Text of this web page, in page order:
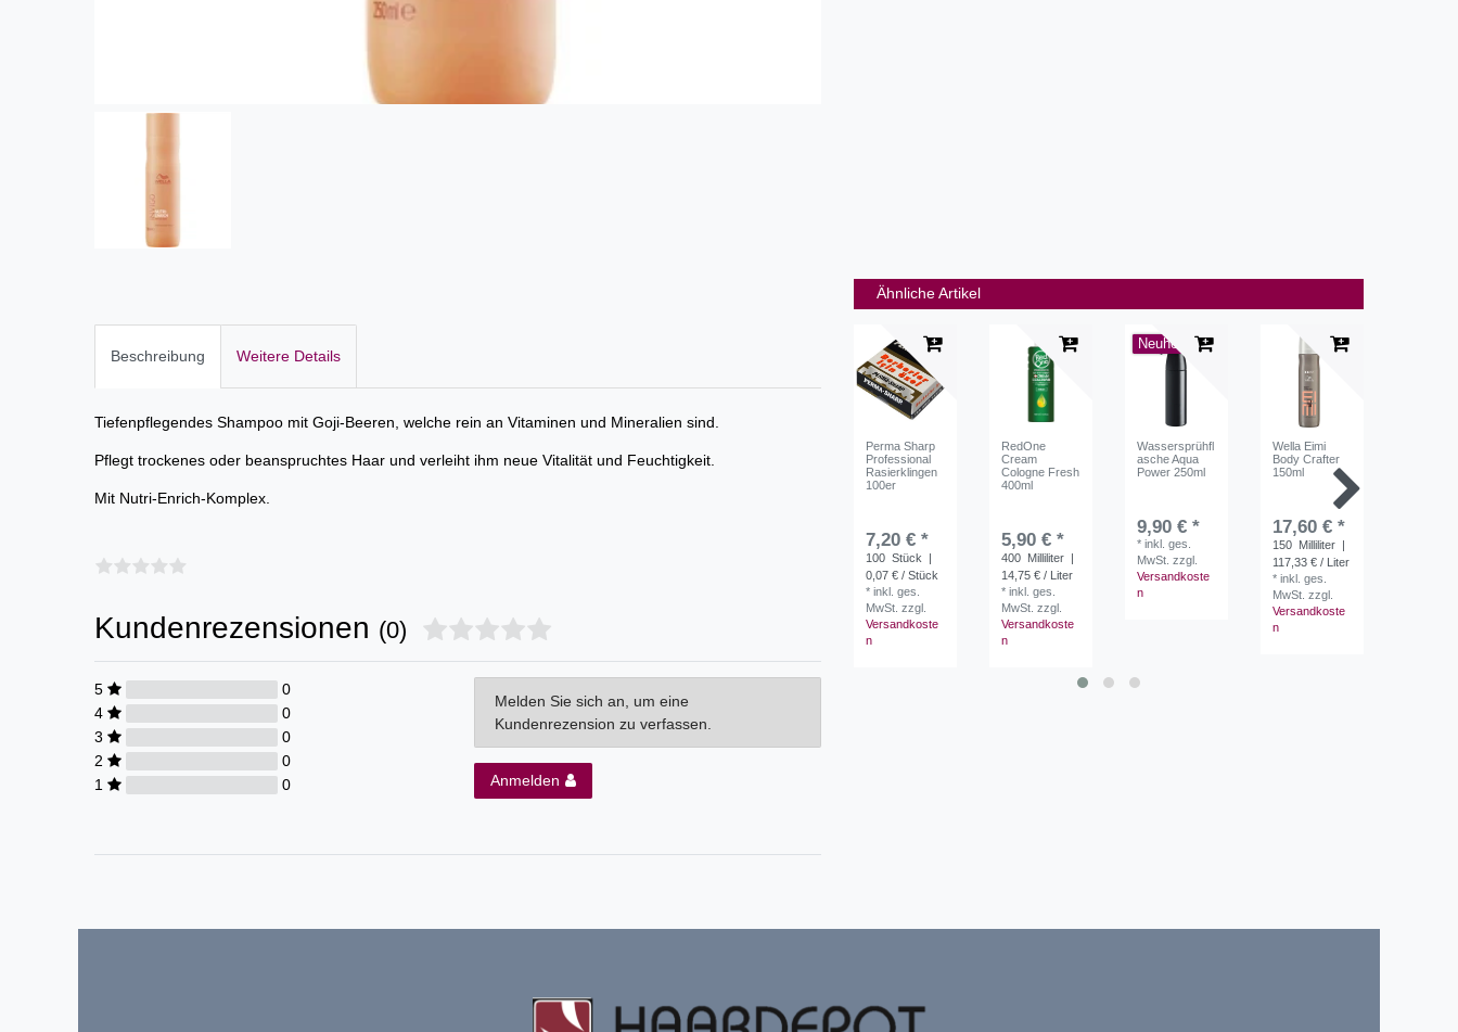
Beschreibung Weitere Details
Tiefenpflegendes Shampoo mit Goji-Beeren, welche rein an Vitaminen und Mineralien sind.
Pflegt trockenes oder beanspruchtes Haar und verleiht ihm neue Vitalität und Feuchtigkeit.
Mit Nutri-Enrich-Komplex.
Kundenrezensionen (0)
5
0
4
0
3
0
2
0
1
0
Melden Sie sich an, um eine
Kundenrezension zu verfassen.
Anmelden
Ähnliche Artikel
Perma Sharp
Professional
Rasierklingen
100er
7,20 € *
100 Stück
|
0,07 € / Stück
*inkl. ges.
MwSt. zzgl.
Versandkoste
n
RedOne
Cream
Cologne Fresh
400ml
5,90 € *
400 Milliliter |
14,75 € / Liter
*inkl. ges.
MwSt. zzgl.
Versandkoste
n
Neuheit
Wassersprühfl
asche Aqua
Power 250ml
9,90 € *
*inkl. ges.
MwSt. zzgl.
Versandkoste
n
Wella Eimi
Body Crafter
150ml
17,60 € *
150 Milliliter |
117,33 € / Liter
*inkl. ges.
MwSt. zzgl.
Versandkoste
n